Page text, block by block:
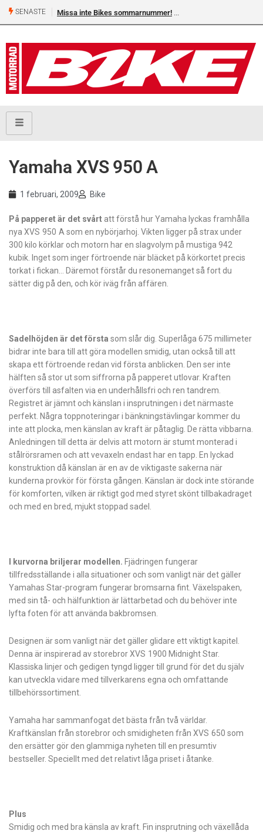
SENASTE Missa inte Bikes sommarnummer!
Yamaha XVS 950 A
1 februari, 2009 Bike
På papperet är det svårt att förstå hur Yamaha lyckas framhålla
nya XVS 950 A som en nybörjarhoj. Vikten ligger på strax under
300 kilo körklar och motorn har en slagvolym på mustiga 942
kubik. Inget som inger förtroende när bläcket på körkortet precis
torkat i fickan… Däremot förstår du resonemanget så fort du
sätter dig på den, och kör iväg från affären.
Sadelhöjden är det första som slår dig. Superlåga 675 millimeter
bidrar inte bara till att göra modellen smidig, utan också till att
skapa ett förtroende redan vid första anblicken. Den ser inte
hälften så stor ut som siffrorna på papperet utlovar. Kraften
överförs till asfalten via en underhållsfri och ren tandrem.
Registret är jämnt och känslan i insprutningen i det närmaste
perfekt. Några toppnoteringar i bänkningstävlingar kommer du
inte att plocka, men känslan av kraft är påtaglig. De rätta vibbarna.
Anledningen till detta är delvis att motorn är stumt monterad i
stålrörsramen och att vevaxeln endast har en tapp. En lyckad
konstruktion då känslan är en av de viktigaste sakerna när
kunderna provkör för första gången. Känslan är dock inte störande
för komforten, vilken är riktigt god med styret skönt tillbakadraget
och med en bred, mjukt stoppad sadel.
I kurvorna briljerar modellen. Fjädringen fungerar
tillfredsställande i alla situationer och som vanligt när det gäller
Yamahas Star-program fungerar bromsarna fint. Växelspaken,
med sin tå- och hälfunktion är lättarbetad och du behöver inte
lyfta foten för att använda bakbromsen.
Designen är som vanligt när det gäller glidare ett viktigt kapitel.
Denna är inspirerad av storebror XVS 1900 Midnight­ Star.
Klassiska linjer och gedigen tyngd ligger till grund för det du själv
kan utveckla vidare med tillverkarens egna och omfattande
tillbehörssortiment.
Yamaha har sammanfogat det bästa från två världar.
Kraftkänslan från storebror och smidigheten från XVS 650 som
den ersätter gör den glammiga nyheten till en presumtiv
bestseller. Speciellt med det relativt låga priset i åtanke.
Plus
Smidig och med bra känsla av kraft. Fin insprutning och växellåda